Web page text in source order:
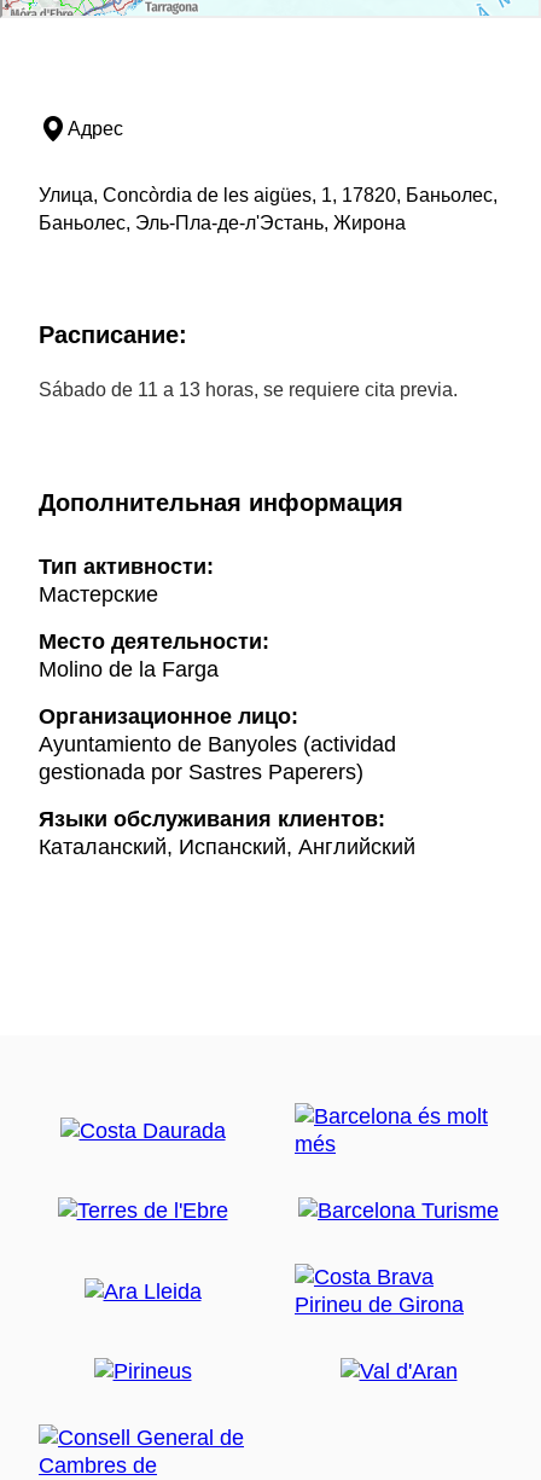
Адрес
Улица, Concòrdia de les aigües, 1, 17820, Баньолес,
Баньолес, Эль-Пла-де-л'Эстань, Жирона
Расписание:
Sábado de 11 a 13 horas, se requiere cita previa.
Дополнительная информация
Тип активности:
Мастерские
Mесто деятельности:
Molino de la Farga
Организационное лицо:
Ayuntamiento de Banyoles (actividad
gestionada por Sastres Paperers)
Языки обслуживания клиентов:
Каталанский, Испанский, Английский